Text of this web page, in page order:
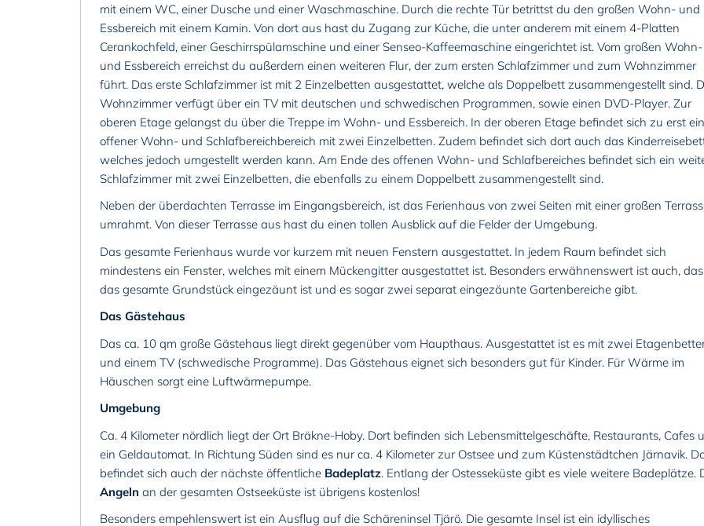
mit einem WC, einer Dusche und einer Waschmaschine. Durch die rechte Tür betrittst du den großen Wohn- und
Essbereich mit einem Kamin. Von dort aus hast du Zugang zur Küche, die unter anderem mit einem 4-Platten
Cerankochfeld, einer Geschirrspülamschine und einer Senseo-Kaffeemaschine eingerichtet ist. Vom großen Wohn-
und Essbereich erreichst du außerdem einen weiteren Flur, der zum ersten Schlafzimmer und zum Wohnzimmer
führt. Das erste Schlafzimmer ist mit 2 Einzelbetten ausgestattet, welche als Doppelbett zusammengestellt sind.
Wohnzimmer verfügt über ein TV mit deutschen und schwedischen Programmen, sowie einen DVD-Player. Zur
oberen Etage gelangst du über die Treppe im Wohn- und Essbereich. In der oberen Etage befindet sich zu erst ein
offener Wohn- und Schlafbereichbereich mit zwei Einzelbetten. Zudem befindet sich dort auch das
welches jedoch umgestellt werden kann. Am Ende des offenen Wohn- und Schlafbereiches befindet sich ein
Schlafzimmer mit zwei Einzelbetten, die ebenfalls zu einem Doppelbett zusammengestellt sind.
Neben der überdachten Terrasse im Eingangsbereich, ist das Ferienhaus von zwei Seiten mit einer großen
umrahmt. Von dieser Terrasse aus hast du einen tollen Ausblick auf die Felder der Umgebung.
Das gesamte Ferienhaus wurde vor kurzem mit neuen Fenstern ausgestattet. In jedem Raum befindet sich
mindestens ein Fenster, welches mit einem Mückengitter ausgestattet ist. Besonders erwähnenswert ist auch,
das gesamte Grundstück eingezäunt ist und es sogar zwei separat eingezäunte Gartenbereiche gibt.
Das Gästehaus
Das ca. 10 qm große Gästehaus liegt direkt gegenüber vom Haupthaus. Ausgestattet ist es mit zwei
und einem TV (schwedische Programme). Das Gästehaus eignet sich besonders gut für Kinder. Für Wärme im
Häuschen sorgt eine Luftwärmepumpe.
Umgebung
Ca. 4 Kilometer nördlich liegt der Ort Bräkne-Hoby. Dort befinden sich Lebensmittelgeschäfte, Restaurants, Cafes
ein Geldautomat. In Richtung Süden sind es nur ca. 4 Kilometer zur Ostsee und zum Küstenstädtchen Järnavik.
befindet sich auch der nächste öffentliche Badeplatz. Entlang der Ostesseküste gibt es viele weitere Badeplätze.
Angeln an der gesamten Ostseeküste ist übrigens kostenlos!
Besonders empehlenswert ist ein Ausflug auf die Schäreninsel Tjärö. Die gesamte Insel ist ein idyllisches